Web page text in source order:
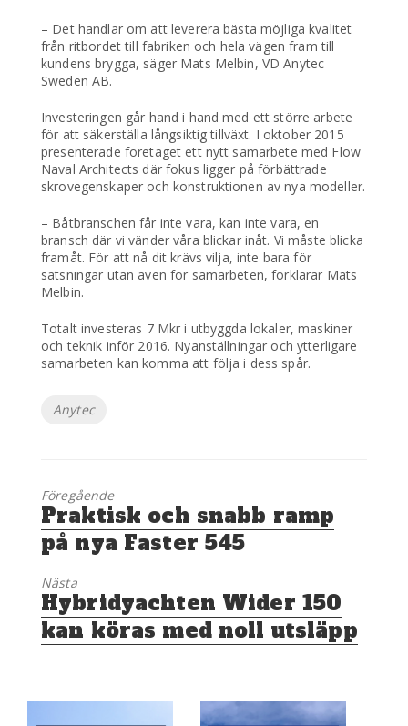
– Det handlar om att leverera bästa möjliga kvalitet
från ritbordet till fabriken och hela vägen fram till
kundens brygga, säger Mats Melbin, VD Anytec
Sweden AB.
Investeringen går hand i hand med ett större arbete
för att säkerställa långsiktig tillväxt. I oktober 2015
presenterade företaget ett nytt samarbete med Flow
Naval Architects där fokus ligger på förbättrade
skrovegenskaper och konstruktionen av nya modeller.
– Båtbranschen får inte vara, kan inte vara, en
bransch där vi vänder våra blickar inåt. Vi måste blicka
framåt. För att nå dit krävs vilja, inte bara för
satsningar utan även för samarbeten, förklarar Mats
Melbin.
Totalt investeras 7 Mkr i utbyggda lokaler, maskiner
och teknik inför 2016. Nyanställningar och ytterligare
samarbeten kan komma att följa i dess spår.
Etiketter
Anytec
Föregående
Föregående
inlägg:
Praktisk och snabb ramp
på nya Faster 545
Nästa
Nästa
inlägg:
Hybridyachten Wider 150
kan köras med noll utsläpp